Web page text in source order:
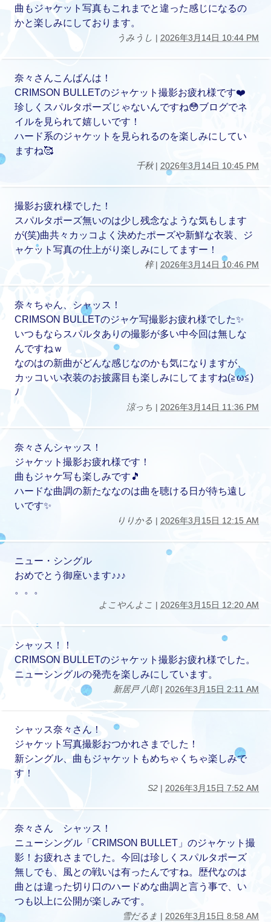
曲もジャケット写真もこれまでと違った感じになるの
かと楽しみにしております。
うみうし | 2026年3月14日 10:44 PM
奈々さんこんばんは！
CRIMSON BULLETのジャケット撮影お疲れ様です❤️
珍しくスパルタポーズじゃないんですね😳ブログでネ
イルを見られて嬉しいです！
ハード系のジャケットを見られるのを楽しみにしてい
ますね🥰
千秋| 2026年3月14日 10:45 PM
撮影お疲れ様でした！
スパルタポーズ無いのは少し残念なような気もします
が(笑)曲共々カッコよく決めたポーズや新鮮な衣装、ジ
ャケット写真の仕上がり楽しみにしてますー！
梓| 2026年3月14日 10:46 PM
奈々ちゃん、シャッス！
CRIMSON BULLETのジャケ写撮影お疲れ様でした✨
いつもならスパルタありの撮影が多い中今回は無しな
んですねｗ
なのはの新曲がどんな感じなのかも気になりますが、
カッコいい衣装のお披露目も楽しみにしてますね(≧ω≦)
ﾉ
涼っち | 2026年3月14日 11:36 PM
奈々さんシャッス！
ジャケット撮影お疲れ様です！
曲もジャケ写も楽しみです🎵
ハードな曲調の新たななのは曲を聴ける日が待ち遠し
いです✨
りりかる | 2026年3月15日 12:15 AM
ニュー・シングル
おめでとう御座います♪♪♪
。。。
よこやんよこ | 2026年3月15日 12:20 AM
シャッス！！
CRIMSON BULLETのジャケット撮影お疲れ様でした。
ニューシングルの発売を楽しみにしています。
新居戸 八郎| 2026年3月15日 2:11 AM
シャッス奈々さん！
ジャケット写真撮影おつかれさまでした！
新シングル、曲もジャケットもめちゃくちゃ楽しみで
す！
S2 | 2026年3月15日 7:52 AM
奈々さん シャッス！
ニューシングル「CRIMSON BULLET」のジャケット撮
影！お疲れさまでした。今回は珍しくスパルタポーズ
無しでも、風との戦いは有ったんですね。歴代なのは
曲とは違った切り口のハードめな曲調と言う事で、い
つも以上に公開が楽しみです。
雪だるま | 2026年3月15日 8:58 AM